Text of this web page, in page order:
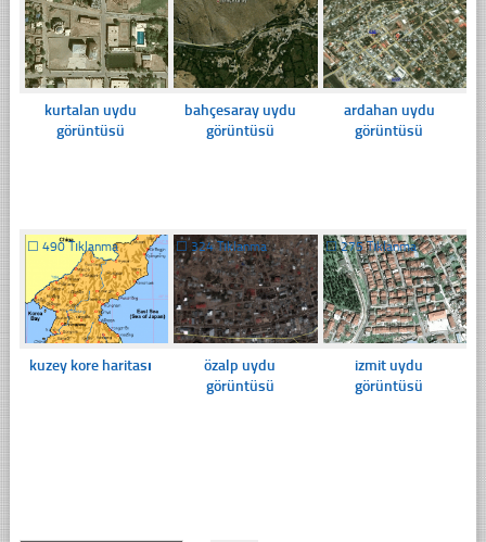
kurtalan uydu
görüntüsü
bahçesaray uydu
görüntüsü
ardahan uydu
görüntüsü
☐ 490 Tıklanma
kuzey kore haritası
☐ 324 Tıklanma
özalp uydu
görüntüsü
☐275 Tıklanma
izmit uydu
görüntüsü